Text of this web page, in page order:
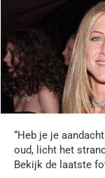
“Heb je je aandacht
oud, licht het
Bekijk de laatste